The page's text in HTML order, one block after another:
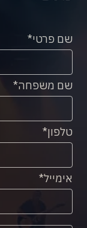
שם פרטי
שם משפחה
טלפון
אימייל